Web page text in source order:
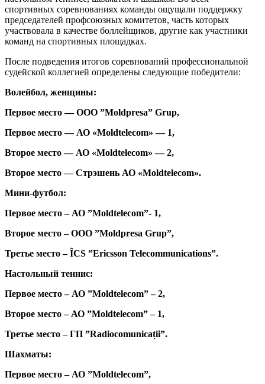
спортивных соревнованиях команды ощущали поддержку
председателей профсоюзных комитетов, часть которых
участвовала в качестве боллейщиков, другие как участники
команд на спортивных площадках.
После подведения итогов соревнований профессиональной
судейской коллегией определены следующие победители:
Волейбол, женщины:
Первое место — ООО ”Moldpresa” Grup,
Первое место — АО «Moldtelecom» — 1,
Второе место — АО «Moldtelecom» — 2,
Второе место — Стрэшень АО «Moldtelecom».
Мини-футбол:
Первое место – АО ”Moldtelecom”- 1,
Второе место – ООО ”Moldpresa Grup”,
Третье место – ÎCS ”Ericsson Telecommunications”.
Настольный теннис:
Первое место – АО ”Moldtelecom” – 2,
Второе место – АО ”Moldtelecom” – 1,
Третье место – ГП ”Radiocomunicații”.
Шахматы:
Первое место – АО ”Moldtelecom”,